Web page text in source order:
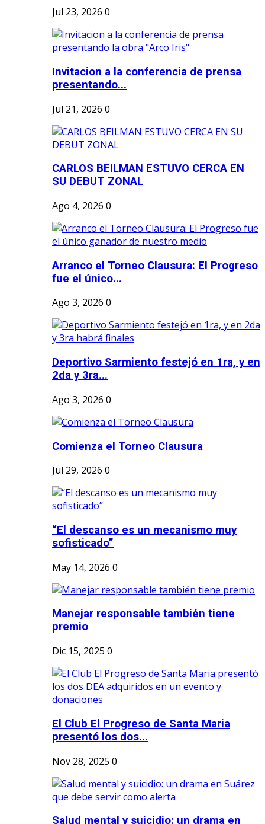
Jul 23, 2026 0
Invitacion a la conferencia de prensa
presentando...
Jul 21, 2026 0
CARLOS BEILMAN ESTUVO CERCA EN
SU DEBUT ZONAL
Ago 4, 2026 0
Arranco el Torneo Clausura: El Progreso
fue el único...
Ago 3, 2026 0
Deportivo Sarmiento festejó en 1ra, y en
2da y 3ra...
Ago 3, 2026 0
Comienza el Torneo Clausura
Jul 29, 2026 0
“El descanso es un mecanismo muy
sofisticado”
May 14, 2026 0
Manejar responsable también tiene
premio
Dic 15, 2025 0
El Club El Progreso de Santa Maria
presentó los dos...
Nov 28, 2025 0
Salud mental y suicidio: un drama en